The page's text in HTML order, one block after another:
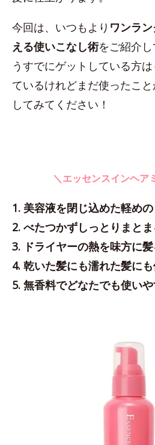
今回は、いつもより ワンラ
える使いこなし術をご紹介
うすでにゲットしている方
ているけれどまだ使ったこ
してみてください！
＼エッセンスインヘア
1. 美容液を閉じ込めた軽め
2. べたつかずしっとりまと
3. ドライヤーの熱を味方に
4. 乾いた髪にも濡れた髪に
5. 無香料でどなたでも使い